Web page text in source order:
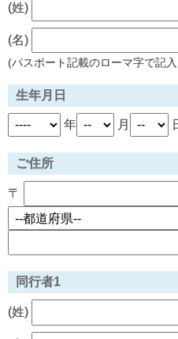
(姓)
(名)
(パスポート記載のローマ字で記
生年月日
年 月
ご住所
〒
同行者1
(姓)